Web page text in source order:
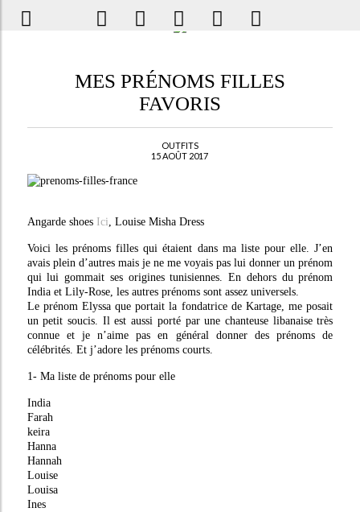
MES PRÉNOMS FILLES
FAVORIS
OUTFITS
15 AOÛT 2017
Angarde shoes Ici, Louise Misha Dress
Voici les prénoms filles qui étaient dans ma liste pour elle. J’en
avais plein d’autres mais je ne me voyais pas lui donner un prénom
qui lui gommait ses origines tunisiennes. En dehors du prénom
India et Lily-Rose, les autres prénoms sont assez universels.
Le prénom Elyssa que portait la fondatrice de Kartage, me posait
un petit soucis. Il est aussi porté par une chanteuse libanaise très
connue et je n’aime pas en général donner des prénoms de
célébrités. Et j’adore les prénoms courts.
1- Ma liste de prénoms pour elle
India
Farah
keira
Hanna
Hannah
Louise
Louisa
Ines